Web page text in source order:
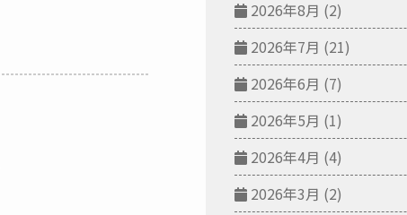
2026年8月 (2)
2026年7月 (21)
2026年6月 (7)
2026年5月 (1)
2026年4月 (4)
2026年3月 (2)